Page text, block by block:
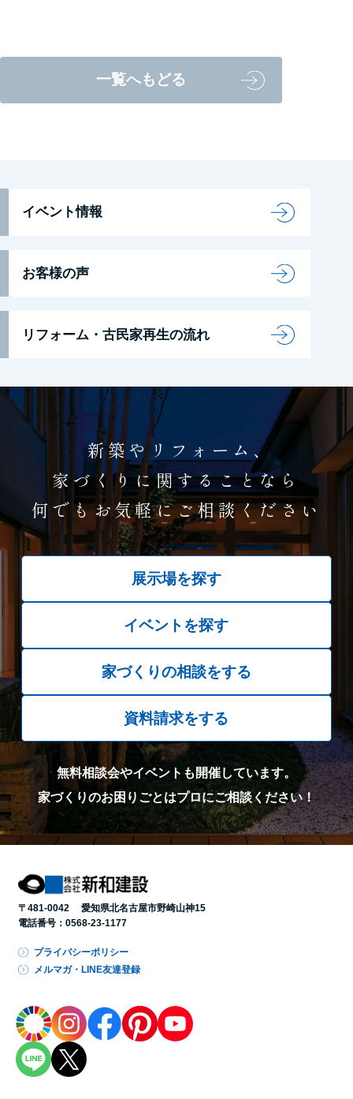
一覧へもどる
イベント情報
お客様の声
リフォーム・古民家再生の流れ
新築やリフォーム、
家づくりに関することなら
何でもお気軽にご相談ください
展示場を探す
イベントを探す
家づくりの相談をする
資料請求をする
無料相談会やイベントも開催しています。
家づくりのお困りごとはプロにご相談ください！
〒481-0042 愛知県北名古屋市野崎山神15
電話番号： 0568-23-1177
プライバシーポリシー
メルマガ・LINE友達登録